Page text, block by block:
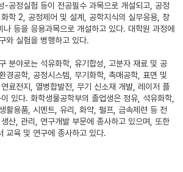
-공정실험 등이 전공필수 과목으로 개설되고, 공정
학 2, 공정제어 및 설계, 공학지식의 실무응용, 창
등을 응용과목으로 개설하고 있다. 대학원 과정에
와 실험을 병행하고 있다.
분야로는 석유화학, 유기합성, 고분자 재료 및 공
경공학, 공정시스템, 무기화학, 촉매공학, 표면 및
료전지, 열병합발전, 무기 신소재 개발, 레이저 플
있다. 화학생물공학부의 졸업생은 정유, 석유화학,
활용품, 시멘트, 유리, 화약, 펄프, 금속제련 등 전
산, 관리, 연구개발 부문에 종사하고 있으며, 또한
교육 및 연구에 종사하고 있다.